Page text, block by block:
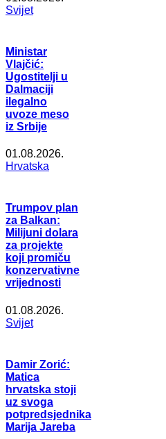
Svijet
Ministar
Vlajčić:
Ugostitelji u
Dalmaciji
ilegalno
uvoze meso
iz Srbije
01.08.2026.
Hrvatska
Trumpov plan
za Balkan:
Milijuni dolara
za projekte
koji promiču
konzervativne
vrijednosti
01.08.2026.
Svijet
Damir Zorić:
Matica
hrvatska stoji
uz svoga
potpredsjednika
Marija Jareba